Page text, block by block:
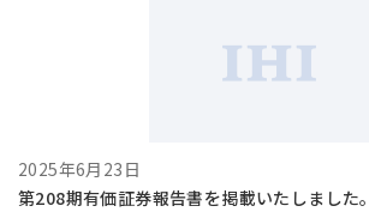
2025年6月23日
第208期有価証券報告書を掲載いたしました。